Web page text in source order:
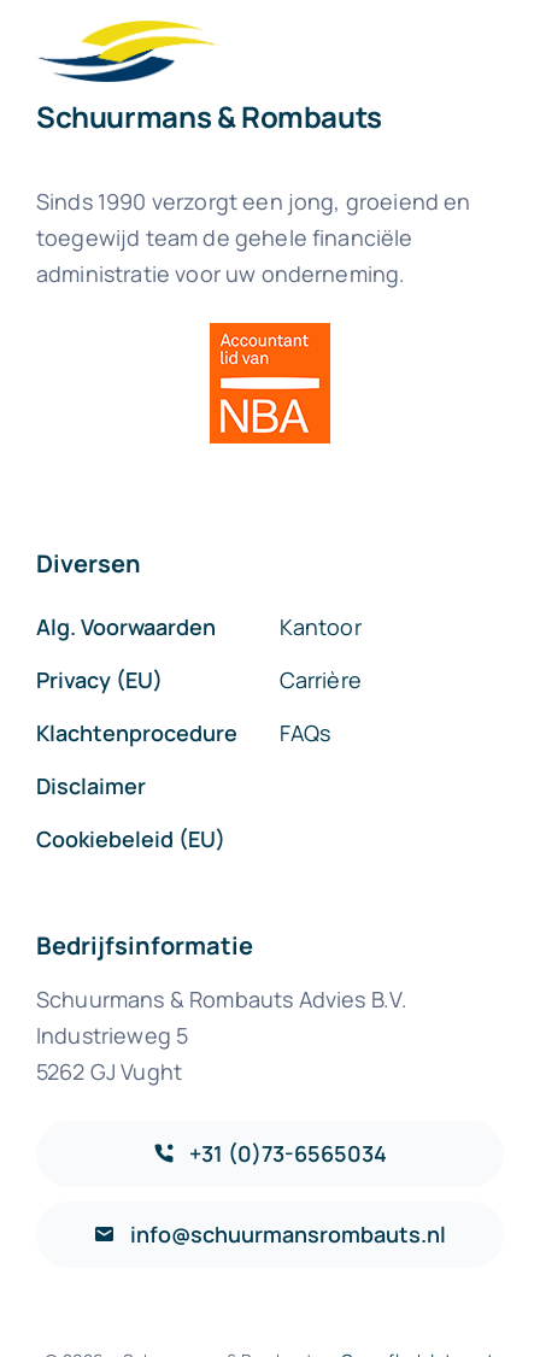
Schuurmans & Rombauts
Sinds 1990 verzorgt een jong, groeiend en
toegewijd team de gehele financiële
administratie voor uw onderneming.
Diversen
Alg. Voorwaarden
Privacy (EU)
Klachtenprocedure
Disclaimer
Cookiebeleid (EU)
Kantoor
Carrière
FAQs
Bedrijfsinformatie
Schuurmans & Rombauts Advies B.V.
Industrieweg 5
5262 GJ Vught
+31 (0)73-6565034
info@schuurmansrombauts.nl